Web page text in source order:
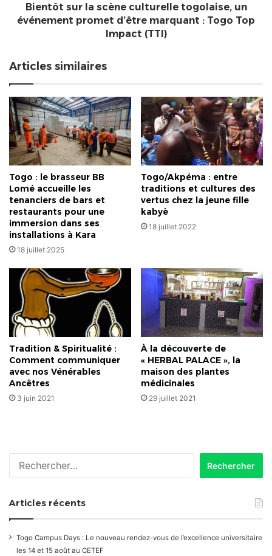
Grand
grande
marquant
Impact
(TTI)
Bientôt sur la scène culturelle togolaise, un
événement promet d’être marquant : Togo Top
Impact (TTI)
Articles similaires
Togo : le brasseur BB
Lomé accueille les
tenanciers de bars et
restaurants pour une
immersion dans ses
installations à Kara
18 juillet 2025
Togo/Akpéma : entre
traditions et cultures des
vertus chez la jeune fille
kabyè
18 juillet 2022
Tradition & Spiritualité :
Comment communiquer
avec nos Vénérables
Ancêtres
3 juin 2021
À la découverte de
« HERBAL PALACE », la
maison des plantes
médicinales
29 juillet 2021
Articles récents
Togo Campus Days : Le nouveau rendez-vous de l’excellence universitaire
les 14 et 15 août au CETEF